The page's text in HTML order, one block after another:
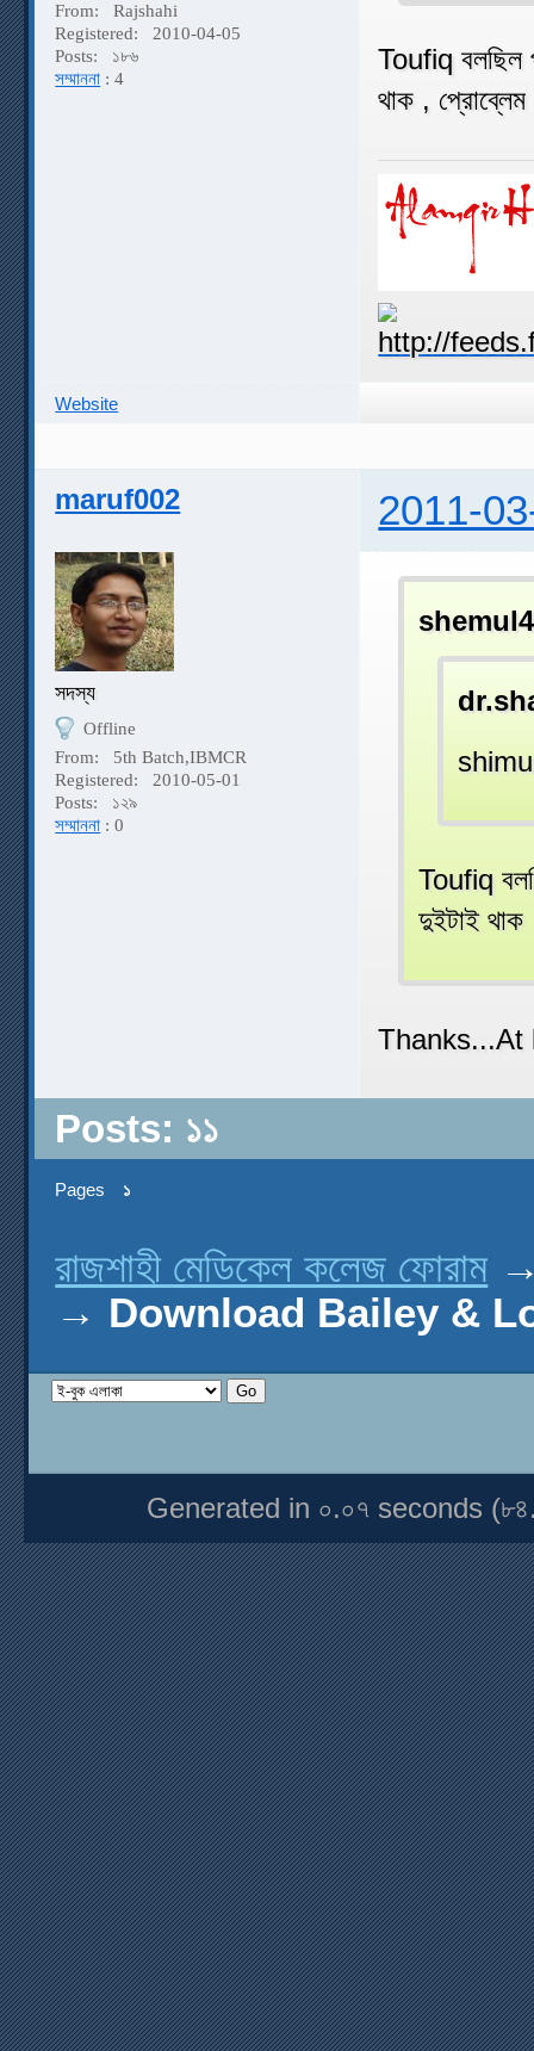
From:
Rajshahi
Registered:
2010-04-05
Posts:
১৮৬
সম্মাননা : 4
Toufiq বলছিল
থাক ,
Website
maruf002 2011-
সদস্য
Offline
From:
5th Batch,IBMCR
Registered:
2010-05-01
Posts:
১২৯
সম্মাননা : 0
Toufiq
দুইটাই
Thanks...At
Posts: ১১
Pages ১
রাজশাহী মেডিকেল কলেজ ফোরাম
→ Download Bailey &
Generated in ০.০৭ seconds